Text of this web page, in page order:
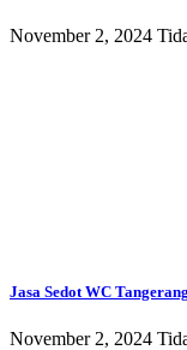
November 2, 2024
Jasa Sedot WC
November 2, 2024